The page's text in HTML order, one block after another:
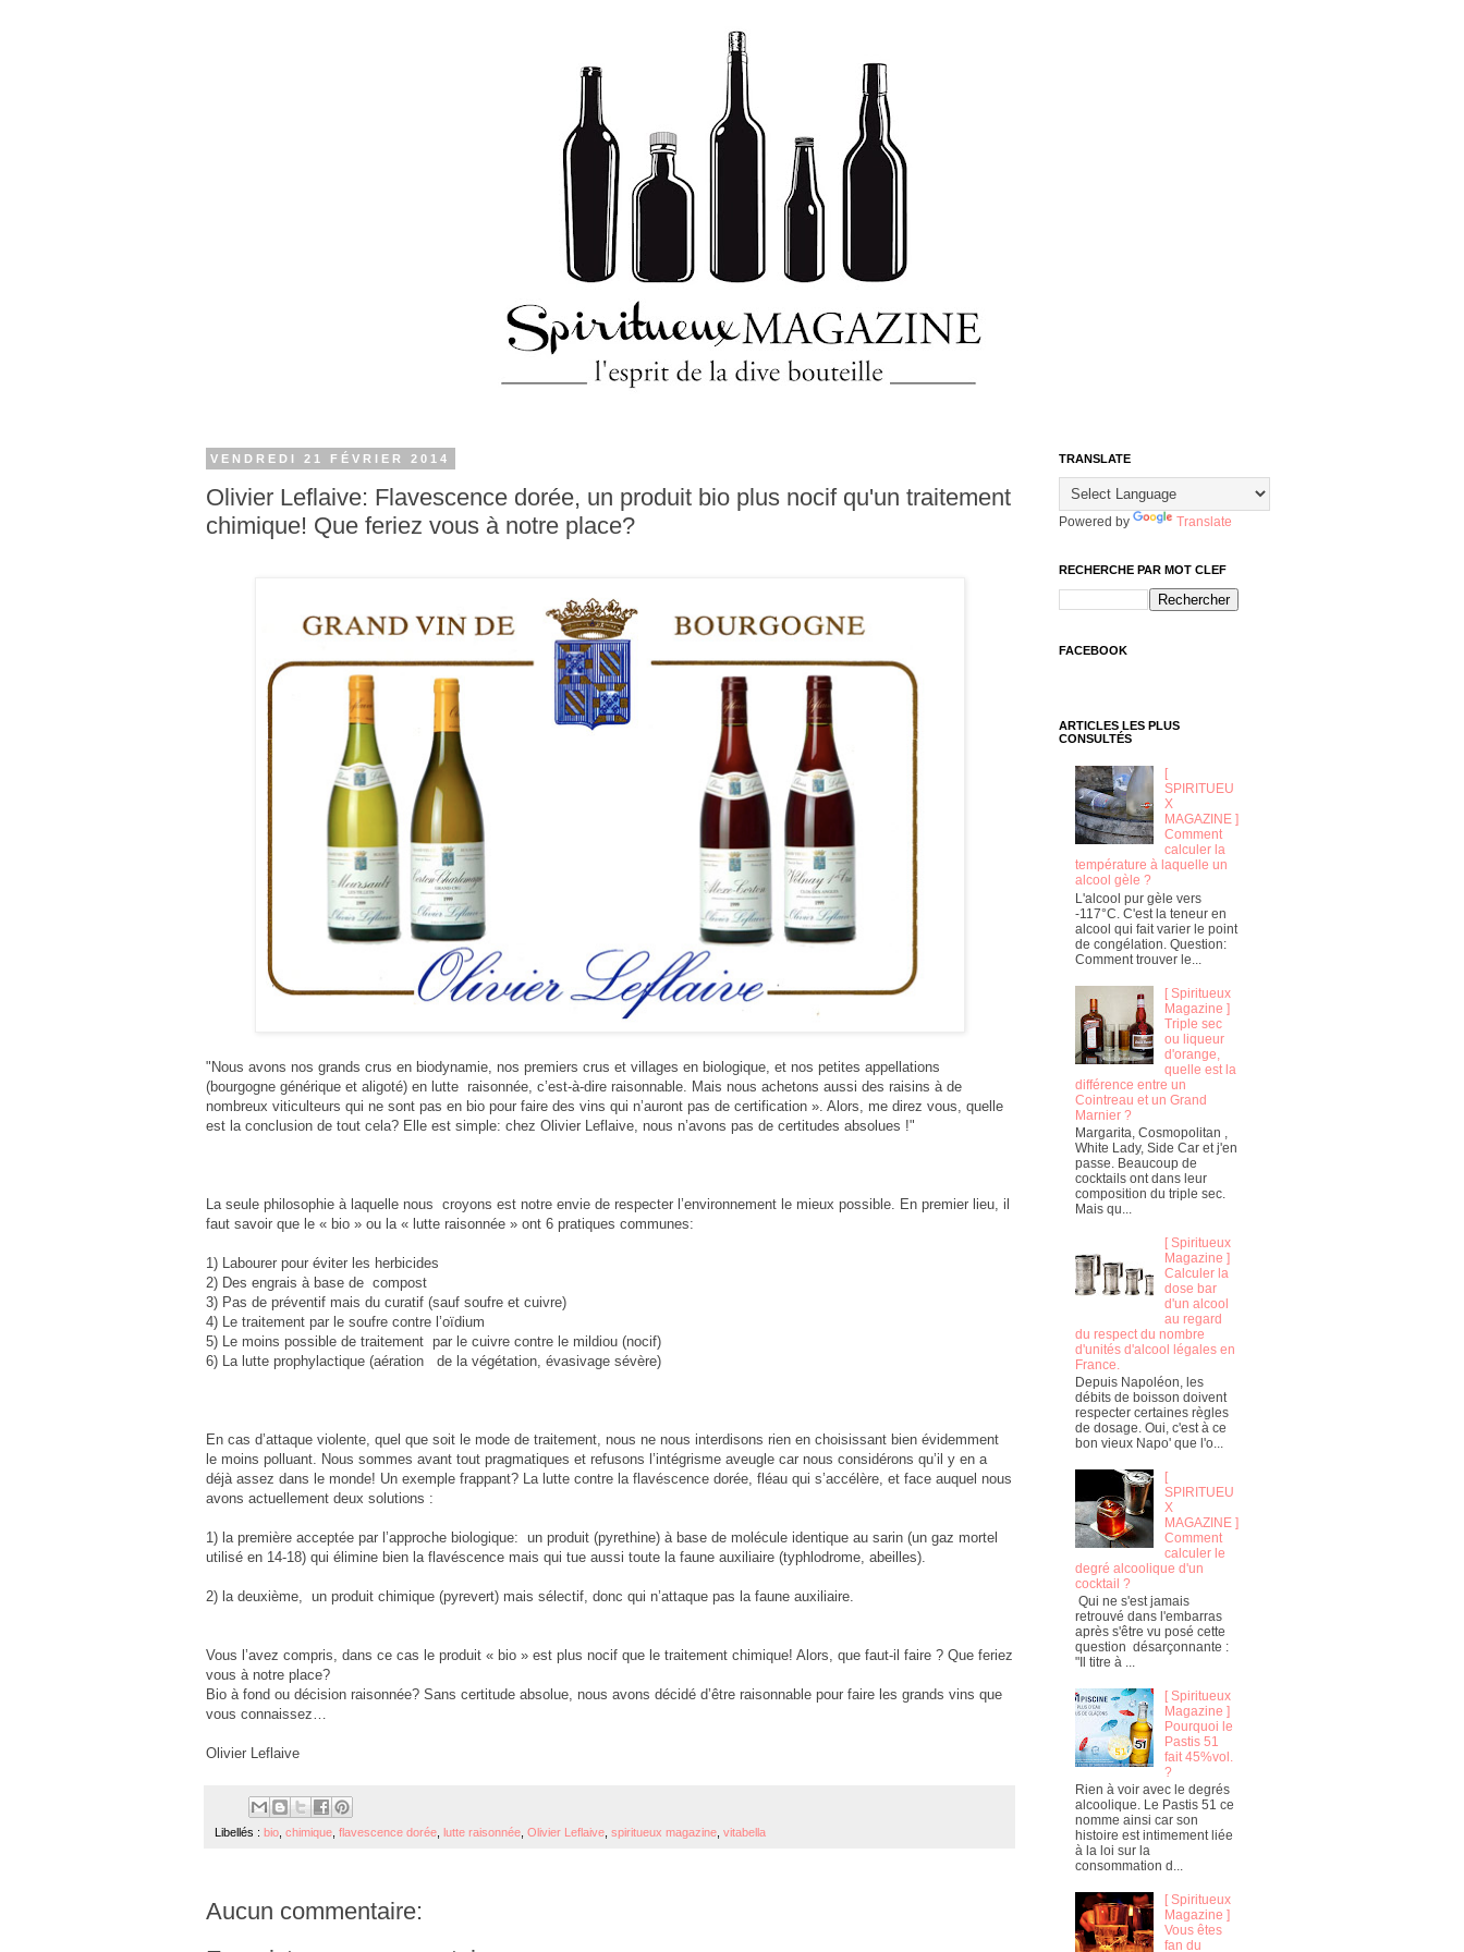
VENDREDI 21 FÉVRIER 2014
Olivier Leflaive: Flavescence dorée, un produit bio plus nocif qu'un traitement
chimique! Que feriez vous à notre place?
"Nous avons nos grands crus en biodynamie, nos premiers crus et villages en biologique, et nos petites appellations
(bourgogne générique et aligoté) en lutte raisonnée, c’est-à-dire raisonnable. Mais nous achetons aussi des raisins à de
nombreux viticulteurs qui ne sont pas en bio pour faire des vins qui n’auront pas de certification ». Alors, me direz vous, quelle
est la conclusion de tout cela? Elle est simple: chez Olivier Leflaive, nous n’avons pas de certitudes absolues !"
La seule philosophie à laquelle nous croyons est notre envie de respecter l’environnement le mieux possible. En premier lieu, il
faut savoir que le « bio » ou la « lutte raisonnée » ont 6 pratiques communes:
1) Labourer pour éviter les herbicides
2) Des engrais à base de compost
3) Pas de préventif mais du curatif (sauf soufre et cuivre)
4) Le traitement par le soufre contre l’oïdium
5) Le moins possible de traitement par le cuivre contre le mildiou (nocif)
6) La lutte prophylactique (aération de la végétation, évasivage sévère)
En cas d’attaque violente, quel que soit le mode de traitement, nous ne nous interdisons rien en choisissant bien évidemment
le moins polluant. Nous sommes avant tout pragmatiques et refusons l’intégrisme aveugle car nous considérons qu’il y en a
déjà assez dans le monde! Un exemple frappant? La lutte contre la flavéscence dorée, fléau qui s’accélère, et face auquel nous
avons actuellement deux solutions :
1) la première acceptée par l’approche biologique: un produit (pyrethine) à base de molécule identique au sarin (un gaz mortel
utilisé en 14-18) qui élimine bien la flavéscence mais qui tue aussi toute la faune auxiliaire (typhlodrome, abeilles).
2) la deuxième, un produit chimique (pyrevert) mais sélectif, donc qui n’attaque pas la faune auxiliaire.
Vous l’avez compris, dans ce cas le produit « bio » est plus nocif que le traitement chimique! Alors, que faut-il faire ? Que feriez
vous à notre place?
Bio à fond ou décision raisonnée? Sans certitude absolue, nous avons décidé d’être raisonnable pour faire les grands vins que
vous connaissez…
Olivier Leflaive
Libellés : bio chimique flavescence dorée lutte raisonnée Olivier Leflaive spiritueux magazine vitabella
Aucun commentaire:
TRANSLATE
Powered by Translate
RECHERCHE PAR MOT CLEF
FACEBOOK
ARTICLES LES PLUS
CONSULTÉS
[
SPIRITUEU
X
MAGAZINE ]
Comment
calculer la
température à laquelle un
alcool gèle ?
L'alcool pur gèle vers
-117°C. C'est la teneur en
alcool qui fait varier le point
de congélation. Question:
Comment trouver le...
[ Spiritueux
Magazine ]
Triple sec
ou liqueur
d'orange,
quelle est la
différence entre un
Cointreau et un Grand
Marnier ?
Margarita, Cosmopolitan ,
White Lady, Side Car et j'en
passe. Beaucoup de
cocktails ont dans leur
composition du triple sec.
Mais qu...
[ Spiritueux
Magazine ]
Calculer la
dose bar
d'un alcool
au regard
du respect du nombre
d'unités d'alcool légales en
France.
Depuis Napoléon, les
débits de boisson doivent
respecter certaines règles
de dosage. Oui, c'est à ce
bon vieux Napo' que l'o...
[
SPIRITUEU
X
MAGAZINE ]
Comment
calculer le
degré alcoolique d'un
cocktail ?
Qui ne s'est jamais
retrouvé dans l'embarras
après s'être vu posé cette
question désarçonnante :
"Il titre à ...
[ Spiritueux
Magazine ]
Pourquoi le
Pastis 51
fait 45%vol.
?
Rien à voir avec le degrés
alcoolique. Le Pastis 51 ce
nomme ainsi car son
histoire est intimement liée
à la loi sur la
consommation d...
[ Spiritueux
Magazine ]
Vous êtes
fan du